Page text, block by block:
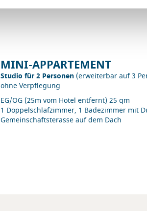
MINI-APPARTEMENT
Studio für 2 Personen (erweiterbar auf 3
ohne Verpflegung
EG/OG (25m vom Hotel entfernt) 25 qm
1 Doppelschlafzimmer, 1 Badezimmer mit
Gemeinschaftsterasse auf dem Dach